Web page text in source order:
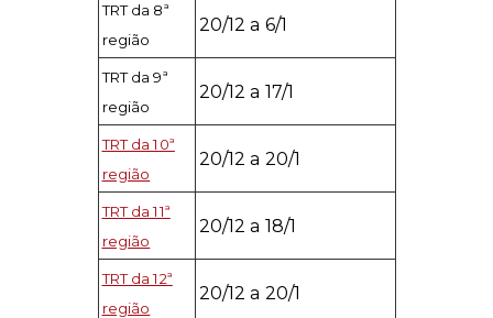
TRT da 8ª
região
20/12 a 6/1
TRT da 9ª
região
20/12 a 17/1
TRT da 10ª
região
20/12 a 20/1
TRT da 11ª
região
20/12 a 18/1
TRT da 12ª
região
20/12 a 20/1